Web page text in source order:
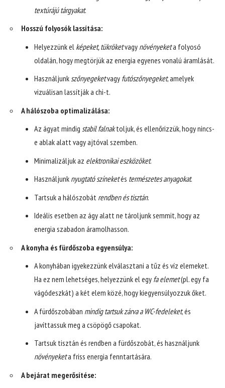
textúrájú tárgyakat.
Hosszú folyosók lassítása:
Helyezzünk el képeket, tükröketvagy növényeketa folyosó
oldalán, hogy megtörjük az energia egyenes vonalú áramlását.
Használjunkszőnyegeketvagy futószőnyegeket, amelyek
vizuálisan lassítják a chi-t.
A hálószoba optimalizálása:
Az ágyat mindig stabil falnaktoljuk, és ellenőrizzük, hogy nincs-
e ablak alatt vagy ajtóval szemben.
Minimalizáljuk az elektronikai eszközöket.
Használjunk nyugtató színeketés természetes anyagokat.
Tartsuk a hálószobát rendben és tisztán.
Ideális esetben az ágy alatt ne tároljunk semmit, hogy az
energia szabadon áramolhasson.
A konyha és fürdőszoba egyensúlya:
A konyhában igyekezzünk elválasztani a tűz és víz elemeket.
Ha ez nem lehetséges, helyezzünk el egy fa elemet(pl. egy fa
vágódeszkát) a két elem közé, hogy kiegyensúlyozzuk őket.
A fürdőszobában mindig tartsuk zárva a WC-fedeleket, és
javíttassuk meg a csöpögő csapokat.
Tartsuk tisztán és rendben a fürdőszobát, és használjunk
növényeketa friss energia fenntartására.
A bejárat megerősítése: